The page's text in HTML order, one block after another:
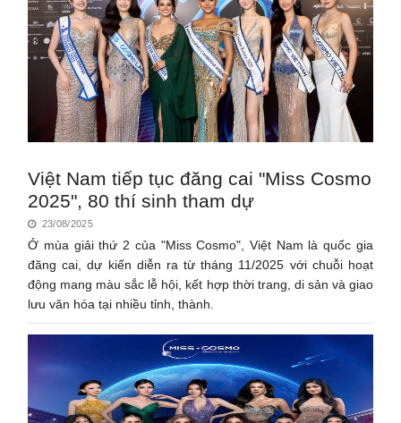
Việt Nam tiếp tục đăng cai "Miss Cosmo
2025", 80 thí sinh tham dự
23/08/2025
Ở mùa giải thứ 2 của "Miss Cosmo", Việt Nam là quốc gia
đăng cai, dự kiến diễn ra từ tháng 11/2025 với chuỗi hoạt
động mang màu sắc lễ hội, kết hợp thời trang, di sản và giao
lưu văn hóa tại nhiều tỉnh, thành.